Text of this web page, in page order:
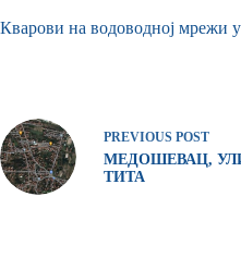
Кварови на водоводној мрежи
PREVIOUS POST
МЕДОШЕВАЦ,
ТИТА